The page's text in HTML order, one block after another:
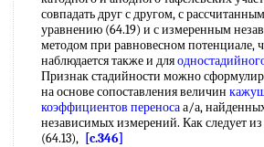
совпадать друг с другом, с
уравнению (64.19) и с измеренным
методом при равновесном потенциале,
наблюдается также и для
Признак стадийности можно
на основе сопоставления величин
коэффициентов переносаа/а,
независимых измерений. Как следует
(64.13), [c.346]